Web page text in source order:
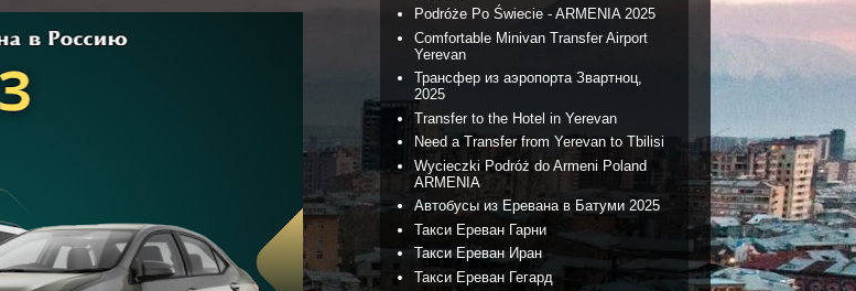
Podróże Po Świecie - ARMENIA 2025
Comfortable Minivan Transfer Airport
Yerevan
Трансфер из аэропорта Звартноц,
2025
Transfer to the Hotel in Yerevan
Need a Transfer from Yerevan to Tbilisi
Wycieczki Podróż do Armeni Poland
ARMENIA
Автобусы из Еревана в Батуми 2025
Такси Ереван Гарни
Такси Ереван Иран
Такси Ереван Гегард